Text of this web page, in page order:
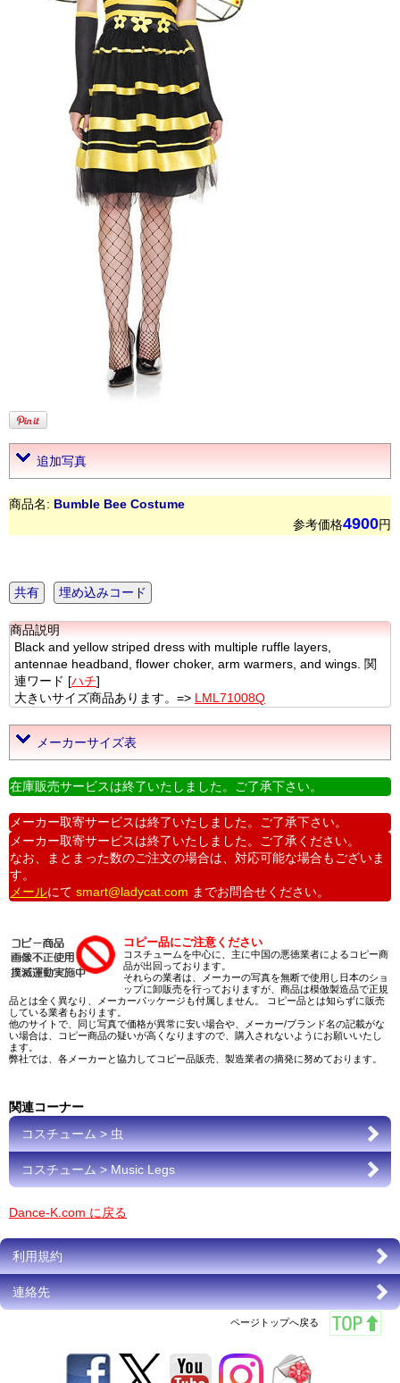
追加写真
商品名: Bumble Bee Costume
参考価格4900円
共有 埋め込みコード
商品説明
Black and yellow striped dress with multiple ruffle layers,
antennae headband, flower choker, arm warmers, and wings. 関
連ワード [ハチ]
大きいサイズ商品あります。=> LML71008Q
メーカーサイズ表
在庫販売サービスは終了いたしました。ご了承下さい。
メーカー取寄サービスは終了いたしました。ご了承下さい。
メーカー取寄サービスは終了いたしました。ご了承ください。
なお、まとまった数のご注文の場合は、対応可能な場合もございま
す。
メールにて smart@ladycat.com までお問合せください。
コピー品にご注意ください
コスチュームを中心に、主に中国の悪徳業者によるコピー商
品が出回っております。
それらの業者は、メーカーの写真を無断で使用し日本のショ
ップに卸販売を行っておりますが、商品は模倣製造品で正規
品とは全く異なり、メーカーパッケージも付属しません。 コピー品とは知らずに販売
している業者もおります。
他のサイトで、同じ写真で価格が異常に安い場合や、メーカー/ブランド名の記載がな
い場合は、コピー商品の疑いが高くなりますので、購入されないようにお願いいたし
ます。
弊社では、各メーカーと協力してコピー品販売、製造業者の摘発に努めております。
関連コーナー
コスチューム > 虫
コスチューム > Music Legs
Dance-K.com に戻る
利用規約
連絡先
ページトップへ戻る